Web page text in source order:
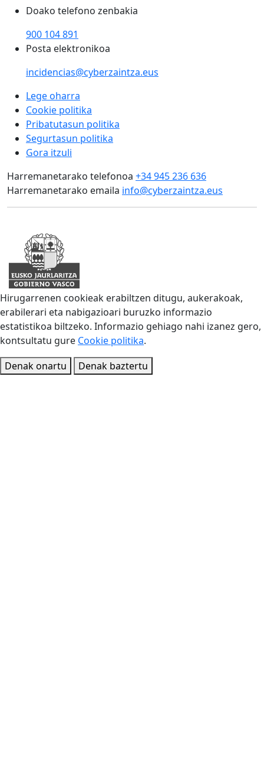
Doako telefono zenbakia
900 104 891
Posta elektronikoa
incidencias@cyberzaintza.eus
Lege oharra
Cookie politika
Pribatutasun politika
Segurtasun politika
Gora itzuli
Harremanetarako telefonoa +34 945 236 636
Harremanetarako emaila info@cyberzaintza.eus
Hirugarrenen cookieak erabiltzen ditugu, aukerakoak,
erabilerari eta nabigazioari buruzko informazio
estatistikoa biltzeko. Informazio gehiago nahi izanez gero,
kontsultatu gure Cookie politika.
Denak onartu
Denak baztertu